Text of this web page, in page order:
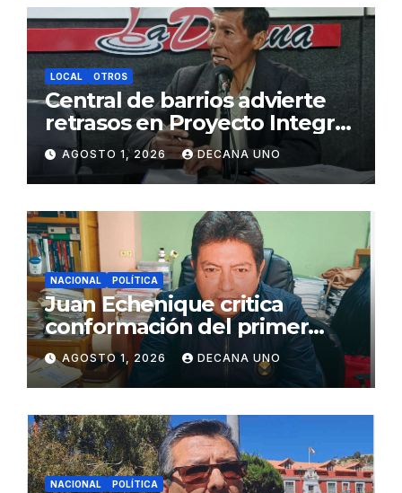
LOCAL OTROS
Central de barrios advierte
retrasos en Proyecto Integral
de Agua y Alcantarillado para
Juliaca
AGOSTO 1, 2026 DECANA UNO
NACIONAL POLÍTICA
Juan Echenique critica
conformación del primer
gabinete ministerial de Keiko
Fujimori
AGOSTO 1, 2026 DECANA UNO
NACIONAL POLÍTICA